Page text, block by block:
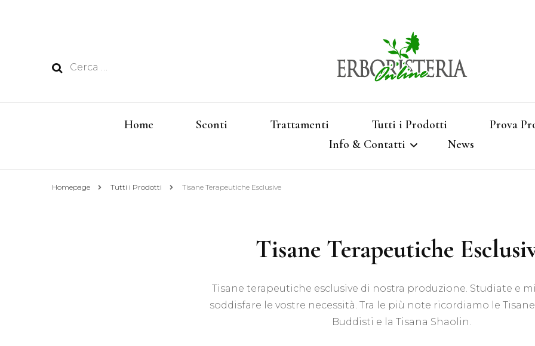
Ricerca
Shop
Vendita di Botaniche, Erbe e Spezie
Home Sconti Trattamenti Tutti i Prodotti Prova
Info & Contatti
Privacy e Cookies
Acquisti all’ingrosso
Tisane Personalizzate
News
Homepage Tutti i Prodotti Tisane Terapeutiche Esclusive
Tisane Terapeutiche
Tisane terapeutiche esclusive di nostra produzione. Studiate e
soddisfare le vostre necessità. Tra le più note ricordiamo le
Buddisti e la Tisana Shaolin.